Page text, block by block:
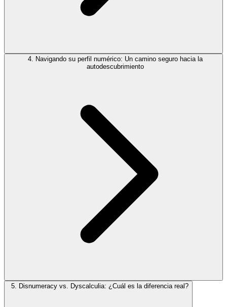
4. Navigando su perfil numérico: Un camino seguro hacia la
autodescubrimiento
5. Disnumeracy vs. Dyscalculia: ¿Cuál es la diferencia real?